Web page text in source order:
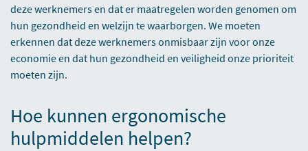
deze werknemers en dat er maatregelen worden genomen om
hun gezondheid en welzijn te waarborgen. We moeten
erkennen dat deze werknemers onmisbaar zijn voor onze
economie en dat hun gezondheid en veiligheid onze prioriteit
moeten zijn.
Hoe kunnen ergonomische
hulpmiddelen helpen?